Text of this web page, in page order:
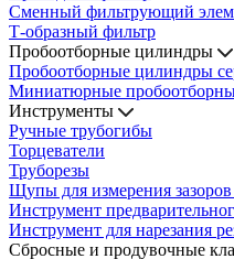
Сменный фильтрующий
Т-образный фильтр
Пробоотборные цилиндры
Пробоотборные цилиндры
Миниатюрные
Инструменты
Ручные трубогибы
Торцеватели
Труборезы
Щупы для измерения
Инструмент
Инструмент для нарезания
Сбросные и продувочные